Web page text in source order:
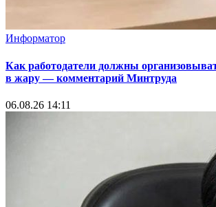
Информатор
Как работодатели должны
в жару — комментарий Минтруда
06.08.26 14:11